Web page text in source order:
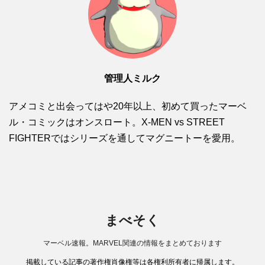
管理人ミルク
アメコミと出会ってはや20年以上、初めて買ったマーベ
ル・コミックはオンスロート。X-MEN vs STREET
FIGHTERではシリーズを通してマグニートーを愛用。
まべそく
マーベル速報。MARVEL関連の情報をまとめております
掲載している記事の著作権肖像権等は各権利所有者に帰属します。